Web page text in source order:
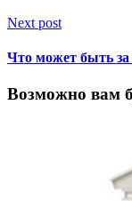
Next post
Что может быть за
Возможно вам